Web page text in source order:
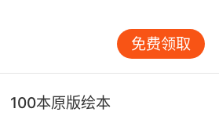
时候总是瞻前顾后，一会忙这
哪一项任务都没有做好。不科
致学习效率低下的重要原因，
子理清事情的重要与否。可
第二天的事项清单，分析其
免费领取
100本原版绘本